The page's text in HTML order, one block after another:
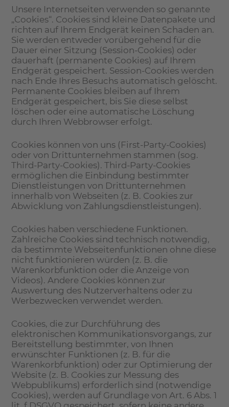
Unsere Internetseiten verwenden so genannte
„Cookies“. Cookies sind kleine Datenpakete und
richten auf Ihrem Endgerät keinen Schaden an.
Sie werden entweder vorübergehend für die
Dauer einer Sitzung (Session-Cookies) oder
dauerhaft (permanente Cookies) auf Ihrem
Endgerät gespeichert. Session-Cookies werden
nach Ende Ihres Besuchs automatisch gelöscht.
Permanente Cookies bleiben auf Ihrem
Endgerät gespeichert, bis Sie diese selbst
löschen oder eine automatische Löschung
durch Ihren Webbrowser erfolgt.
Cookies können von uns (First-Party-Cookies)
oder von Drittunternehmen stammen (sog.
Third-Party-Cookies). Third-Party-Cookies
ermöglichen die Einbindung bestimmter
Dienstleistungen von Drittunternehmen
innerhalb von Webseiten (z. B. Cookies zur
Abwicklung von Zahlungsdienstleistungen).
Cookies haben verschiedene Funktionen.
Zahlreiche Cookies sind technisch notwendig,
da bestimmte Webseitenfunktionen ohne diese
nicht funktionieren würden (z. B. die
Warenkorbfunktion oder die Anzeige von
Videos). Andere Cookies können zur
Auswertung des Nutzerverhaltens oder zu
Werbezwecken verwendet werden.
Cookies, die zur Durchführung des
elektronischen Kommunikationsvorgangs, zur
Bereitstellung bestimmter, von Ihnen
erwünschter Funktionen (z. B. für die
Warenkorbfunktion) oder zur Optimierung der
Website (z. B. Cookies zur Messung des
Webpublikums) erforderlich sind (notwendige
Cookies), werden auf Grundlage von Art. 6 Abs. 1